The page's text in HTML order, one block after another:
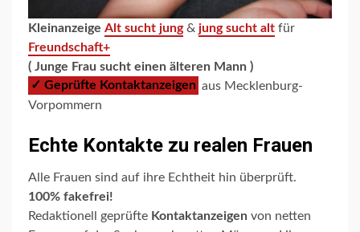
Kleinanzeige Alt sucht jung& jung sucht alt für
Freundschaft+
( Junge Frau sucht einen älteren Mann )
✓ Geprüfte Kontaktanzeigen aus Mecklenburg-
Vorpommern
Echte Kontakte zu realen Frauen
Alle Frauen sind auf ihre Echtheit hin überprüft.
100% fakefrei!
Redaktionell geprüfte Kontaktanzeigen von netten